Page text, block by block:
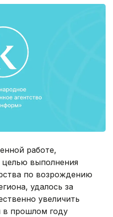
работе,
выполнения
по возрождению
удалось за
увеличить
в прошлом году